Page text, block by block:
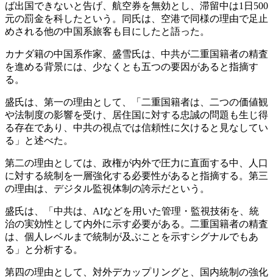
ば出国できないと告げ、航空券を無効とし、滞留中は1日500
元の罰金を科したという。同氏は、空港で同様の理由で足止
めされる他の中国系旅客も目にしたと語った。
カナダ籍の中国系作家、盛雪氏は、中共が二重国籍者の精査
を進める背景には、少なくとも五つの要因があると指摘す
る。
盛氏は、第一の理由として、「二重国籍者は、二つの価値観
や法制度の影響を受け、居住国に対する忠誠の問題も生じ得
る存在であり、中共の視点では信頼性に欠けると見なしてい
る」と述べた。
第二の理由としては、政権が内外で圧力に直面する中、人口
に対する統制を一層強化する必要性があると指摘する。第三
の理由は、デジタル監視体制の誇示だという。
盛氏は、「中共は、AIなどを用いた管理・監視技術を、統
治の実効性として内外に示す必要がある。二重国籍者の精査
は、個人レベルまで統制が及ぶことを示すシグナルでもあ
る」と分析する。
第四の理由として、対外デカップリングと、国内統制の強化